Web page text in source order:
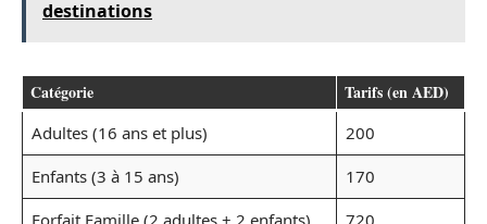
destinations
Catégorie Tarifs (en AED)
Adultes (16 ans et plus)
200
Enfants (3 à 15 ans)
170
Forfait Famille (2 adultes + 2 enfants)
720